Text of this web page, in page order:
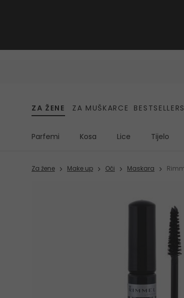
ZA ŽENE ZA MUŠKARCE BESTSELLERS
Parfemi Kosa Lice Tijelo
Za žene Make up Oči Maskara